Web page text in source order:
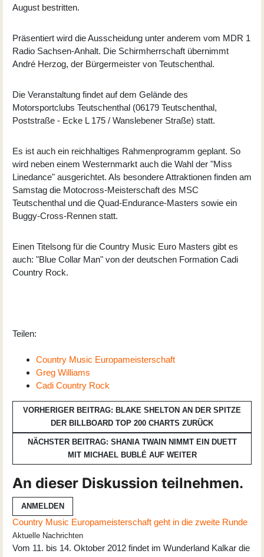
August bestritten.
Präsentiert wird die Ausscheidung unter anderem vom MDR 1
Radio Sachsen-Anhalt. Die Schirmherrschaft übernimmt
André Herzog, der Bürgermeister von Teutschenthal.
Die Veranstaltung findet auf dem Gelände des
Motorsportclubs Teutschenthal (06179 Teutschenthal,
Poststraße - Ecke L 175 / Wanslebener Straße) statt.
Es ist auch ein reichhaltiges Rahmenprogramm geplant. So
wird neben einem Westernmarkt auch die Wahl der "Miss
Linedance" ausgerichtet. Als besondere Attraktionen finden am
Samstag die Motocross-Meisterschaft des MSC
Teutschenthal und die Quad-Endurance-Masters sowie ein
Buggy-Cross-Rennen statt.
Einen Titelsong für die Country Music Euro Masters gibt es
auch: "Blue Collar Man" von der deutschen Formation Cadi
Country Rock.
Teilen:
Country Music Europameisterschaft
Greg Williams
Cadi Country Rock
VORHERIGER BEITRAG: BLAKE SHELTON AN DER SPITZE
DER BILLBOARD TOP 200 CHARTS ZURÜCK
NÄCHSTER BEITRAG: SHANIA TWAIN NIMMT EIN DUETT
MIT MICHAEL BUBLÉ AUF WEITER
An dieser Diskussion teilnehmen.
ANMELDEN
Country Music Europameisterschaft geht in die zweite Runde
Aktuelle Nachrichten
Vom 11. bis 14. Oktober 2012 findet im Wunderland Kalkar die